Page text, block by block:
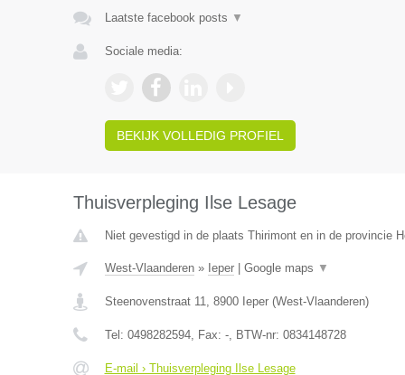
Laatste facebook posts ▼
Sociale media:
BEKIJK VOLLEDIG PROFIEL
Thuisverpleging Ilse Lesage
Niet gevestigd in de plaats Thirimont en in de provincie
West-Vlaanderen» Ieper| Google maps ▼
Steenovenstraat 11, 8900 Ieper(West-Vlaanderen)
Tel: 0498282594, Fax: -, BTW-nr: 0834148728
E-mail › Thuisverpleging Ilse Lesage